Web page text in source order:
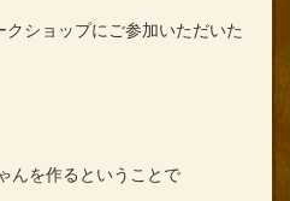
ショップにご参加いただいた
んを作るということで